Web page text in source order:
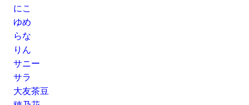
にこ
ゆめ
らな
りん
サニー
サラ
大友茶豆